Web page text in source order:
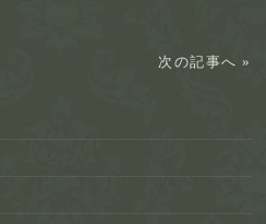
次の記事へ »